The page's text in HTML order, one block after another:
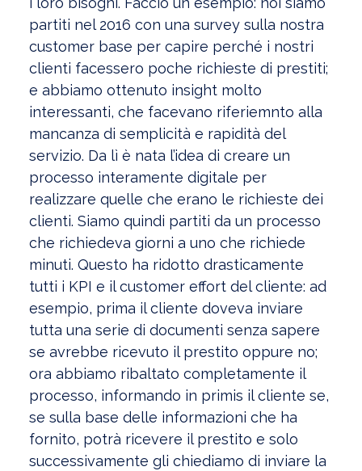
partiti nel 2016 con una survey sulla nostra
customer base per capire perché i nostri
clienti facessero poche richieste di prestiti;
e abbiamo ottenuto insight molto
interessanti, che facevano riferiemnto alla
mancanza di semplicità e rapidità del
servizio. Da lì è nata l’idea di creare un
processo interamente digitale per
realizzare quelle che erano le richieste dei
clienti. Siamo quindi partiti da un processo
che richiedeva giorni a uno che richiede
minuti. Questo ha ridotto drasticamente
tutti i KPI e il customer effort del cliente: ad
esempio, prima il cliente doveva inviare
tutta una serie di documenti senza sapere
se avrebbe ricevuto il prestito oppure no;
ora abbiamo ribaltato completamente il
processo, informando in primis il cliente se,
se sulla base delle informazioni che ha
fornito, potrà ricevere il prestito e solo
successivamente gli chiediamo di inviare la